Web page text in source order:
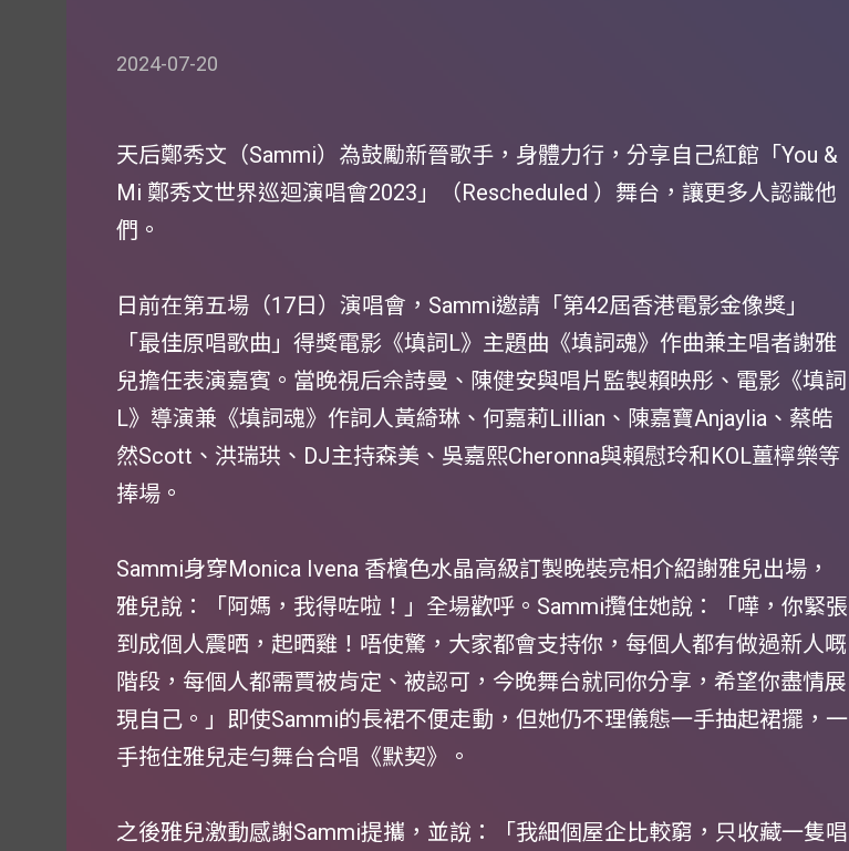
2024-07-20
天后鄭秀文（Sammi）為鼓勵新晉歌手，身體力行，分享自己紅館「You &
Mi 鄭秀文世界巡迴演唱會2023」（Rescheduled ）舞台，讓更多人認識他
們。
日前在第五場（17日）演唱會，Sammi邀請「第42屆香港電影金像獎」
「最佳原唱歌曲」得獎電影《填詞L》主題曲《填詞魂》作曲兼主唱者謝雅
兒擔任表演嘉賓。當晚視后佘詩曼、陳健安與唱片監製賴映彤、電影《填詞
L》導演兼《填詞魂》作詞人黃綺琳、何嘉莉Lillian、陳嘉寶Anjaylia、蔡皓
然Scott、洪瑞珙、DJ主持森美、吳嘉熙Cheronna與賴慰玲和KOL薑檸樂等
捧場。
Sammi身穿Monica Ivena 香檳色水晶高級訂製晚裝亮相介紹謝雅兒出場，
雅兒說：「阿媽，我得咗啦！」全場歡呼。Sammi攬住她說：「嘩，你緊張
到成個人震晒，起晒雞！唔使驚，大家都會支持你，每個人都有做過新人嘅
階段，每個人都需賈被肯定、被認可，今晚舞台就同你分享，希望你盡情展
現自己。」即使Sammi的長裙不便走動，但她仍不理儀態一手抽起裙擺，一
手拖住雅兒走勻舞台合唱《默契》。
之後雅兒激動感謝Sammi提攜，並說：「我細個屋企比較窮，只收藏一隻唱